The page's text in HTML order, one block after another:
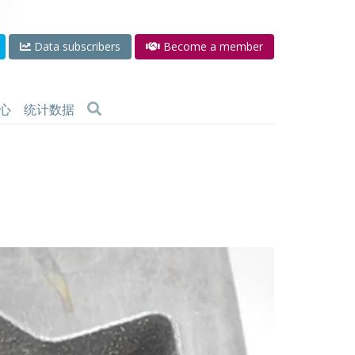
Data subscribers Become a member
统计数据